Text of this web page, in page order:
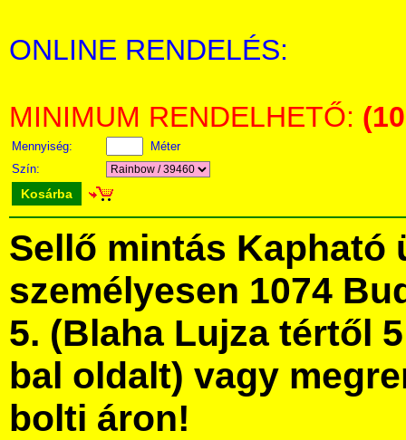
ONLINE RENDELÉS:
MINIMUM RENDELHETŐ:
Mennyiség:
Méter
Szín:
Kosárba
Sellő mintás Kapható
személyesen 1074
5. (Blaha Lujza tértől
bal oldalt) vagy
bolti áron!